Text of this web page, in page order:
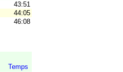
43:51
44:05
46:08
Temps